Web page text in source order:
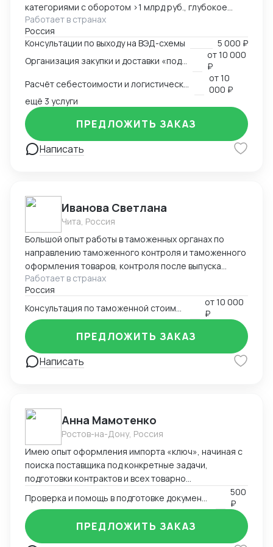
категориями с оборотом >1 млрд руб., глубокое
понимание коммерческой стороны закупок.
Ключевые компетенции: — Организация полного
цикла ВЭД «под ключ»: от поиска поставщика до
доставки на склад клиента — Работа с китайскими
поставщиками: переговоры, контроль качества,
оплата — Таможенное оформление, подбор
сертификации, подготовка документов —
Международная логистика: поиск брокеров, расчёт
маршрутов, мониторинг цен — Расчёт
себестоимости и контроль маржинальности сделок
— Опыт поставок в условиях санкционных
удалённая работа, полная автономность
Работает в странах
Россия
Консультации по выходу на ВЭД-схемы
5 000 ₽
от10 000
₽
от10
000 ₽
ещё 3 услуги
Написать
ПРЕДЛОЖИТЬ ЗАКАЗ
Иванова Светлана
Чита, Россия
Большой опыт работы в таможенных органах по
направлению таможенного контроля и таможенного
оформления товаров, контроля после выпуска
товаров, таможенной стоимости. Подготовка
документов для декларирования товаров, работа с
Таможенными представителями. Большой опыт по
доказыванию заявленной таможенной стоимости.
Работает в странах
Россия
от10 000
₽
Написать
ПРЕДЛОЖИТЬ ЗАКАЗ
Анна Мамотенко
Ростов-на-Дону, Россия
Имею опыт оформления импорта «ключ», начиная с
поиска поставщика под конкретные задачи,
подготовки контрактов и всех товарно
сопроводительных и разрешительных документов,
составления логистических схем и заканчивая
побором кодов тнвэд, описанием товара и его
таможенным оформлением
500
₽
ПРЕДЛОЖИТЬ ЗАКАЗ